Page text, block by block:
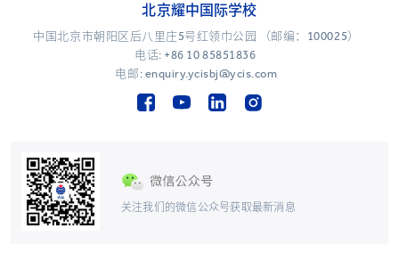
关注我们的微信公众号获取最新消息
北京耀中国际学校
中国北京市朝阳区后八里庄5号红领巾公园 （邮编：100025）
电话: +86 10 85851836
电邮: enquiry.ycisbj@ycis.com